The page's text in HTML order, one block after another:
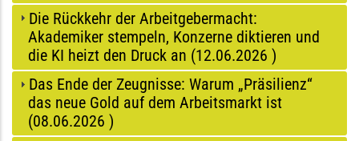
Die Rückkehr der Arbeitgebermacht:
Akademiker stempeln, Konzerne diktieren und
die KI heizt den Druck an (12.06.2026 )
Das Ende der Zeugnisse: Warum „Präsilienz“
das neue Gold auf dem Arbeitsmarkt ist
(08.06.2026 )